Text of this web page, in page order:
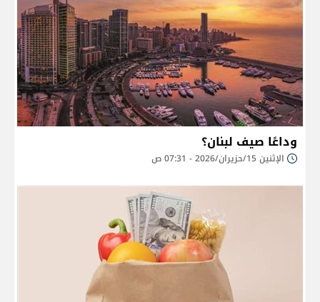
وداعًا صيف لبنان؟
الإثنين 15/حزيران/2026 - 07:31 ص